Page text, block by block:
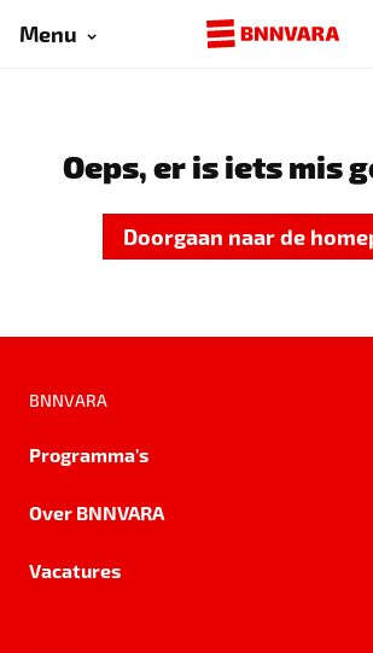
Menu
Oeps, er is iets mis
Doorgaan naar de
BNNVARA
Programma's
Over BNNVARA
Vacatures